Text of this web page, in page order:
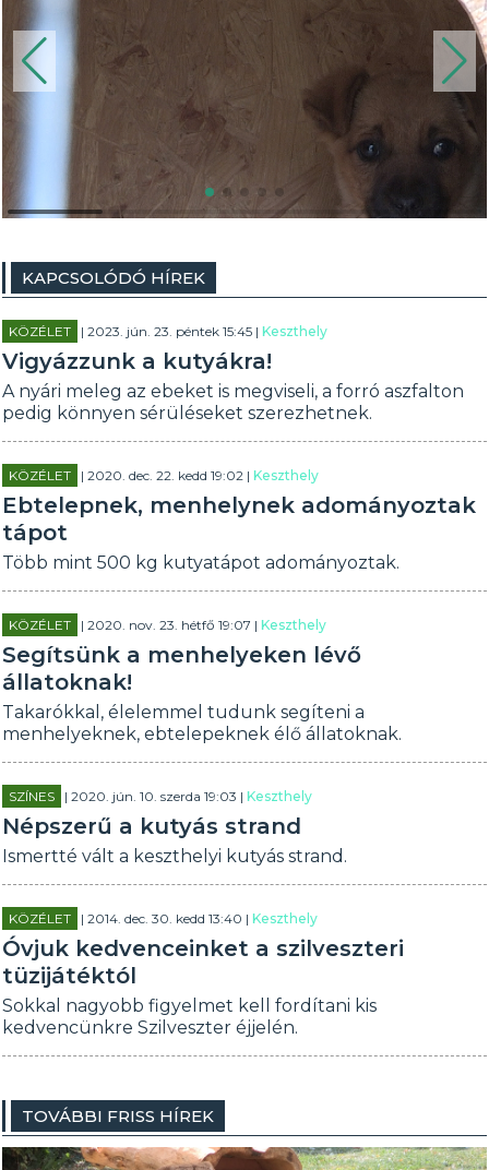
KAPCSOLÓDÓ HÍREK
KÖZÉLET | 2023. jún. 23. péntek 15:45 |Keszthely
Vigyázzunk a kutyákra!
A nyári meleg az ebeket is megviseli, a forró aszfalton
pedig könnyen sérüléseket szerezhetnek.
KÖZÉLET | 2020. dec. 22. kedd 19:02 |Keszthely
Ebtelepnek, menhelynek adományoztak
tápot
Több mint 500 kg kutyatápot adományoztak.
KÖZÉLET | 2020. nov. 23. hétfő 19:07 |Keszthely
Segítsünk a menhelyeken lévő
állatoknak!
Takarókkal, élelemmel tudunk segíteni a
menhelyeknek, ebtelepeknek élő állatoknak.
SZÍNES | 2020. jún. 10. szerda 19:03 |Keszthely
Népszerű a kutyás strand
Ismertté vált a keszthelyi kutyás strand.
KÖZÉLET | 2014. dec. 30. kedd 13:40 |Keszthely
Óvjuk kedvenceinket a szilveszteri
tüzijátéktól
Sokkal nagyobb figyelmet kell fordítani kis
kedvencünkre Szilveszter éjjelén.
TOVÁBBI FRISS HÍREK